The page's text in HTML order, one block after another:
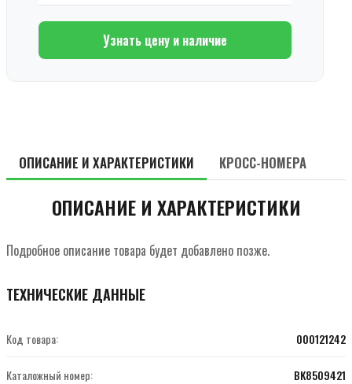
Узнать цену и наличие
ОПИСАНИЕ И ХАРАКТЕРИСТИКИ КРОСС-НОМЕРА
ОПИСАНИЕ И ХАРАКТЕРИСТИКИ
Подробное описание товара будет добавлено позже.
ТЕХНИЧЕСКИЕ ДАННЫЕ
Код товара: 000121242
Каталожный номер: BK8509421